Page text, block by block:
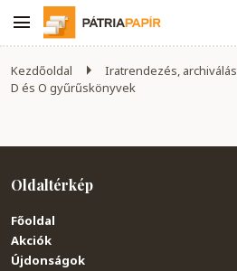
Kezdőoldal Iratrendezés, archiválás
D és O gyűrűskönyvek
Oldaltérkép
Főoldal
Akciók
Újdonságok